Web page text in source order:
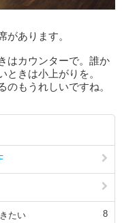
があります。
はカウンターで。誰か
ときは小上がりを。
もうれしいですね。
たい 8